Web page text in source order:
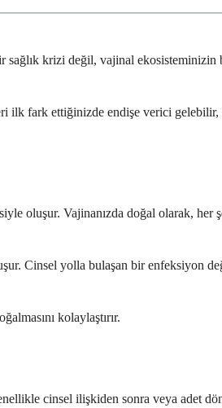
krizi değil, vajinal ekosisteminizin
ilk fark ettiğinizde endişe verici
oluşur. Vajinanızda doğal olarak, her
Cinsel yolla bulaşan bir enfeksiyon
kolaylaştırır.
cinsel ilişkiden sonra veya adet